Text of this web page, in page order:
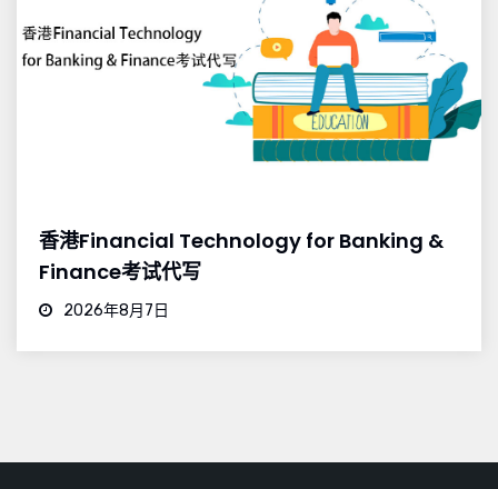
香港Financial Technology for Banking &
Finance考试代写
2026年8月7日